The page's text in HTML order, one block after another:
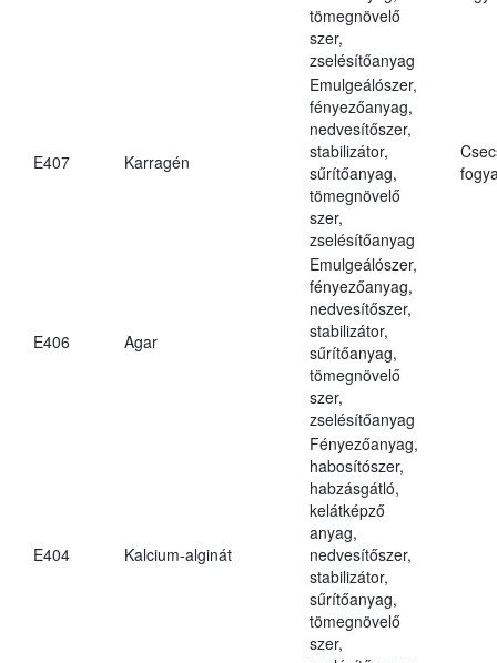
tömegnövelő
szer,
zselésítőanyag
E407 Karragén
Emulgeálószer,
fényezőanyag,
nedvesítőszer,
stabilizátor,
sűrítőanyag,
tömegnövelő
szer,
zselésítőanyag
E406 Agar
Emulgeálószer,
fényezőanyag,
nedvesítőszer,
stabilizátor,
sűrítőanyag,
tömegnövelő
szer,
zselésítőanyag
E404 Kalcium-alginát
Fényezőanyag,
habosítószer,
habzásgátló,
kelátképző
anyag,
nedvesítőszer,
stabilizátor,
sűrítőanyag,
tömegnövelő
szer,